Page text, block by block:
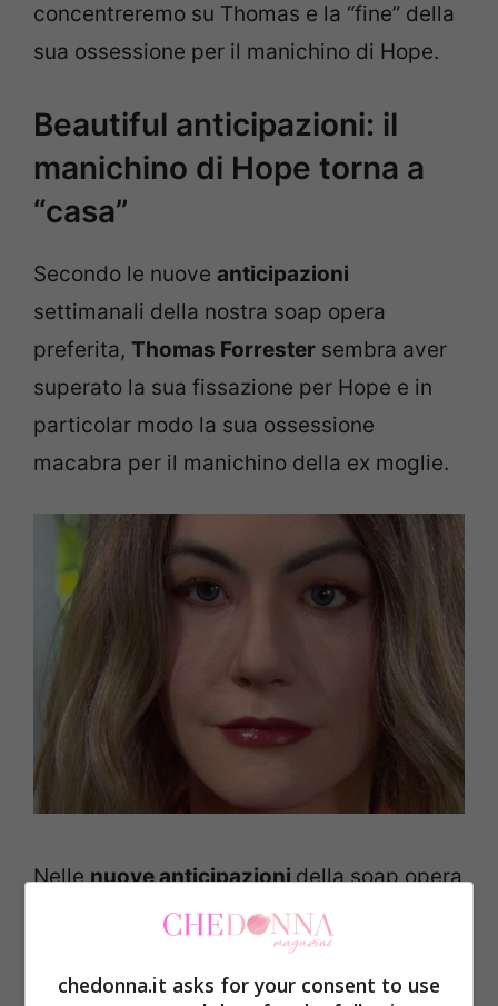
concentreremo su Thomas e la “fine” della
sua ossessione per il manichino di Hope.
Beautiful anticipazioni: il
manichino di Hope torna a
“casa”
Secondo le nuove anticipazioni
settimanali della nostra soap opera
preferita, Thomas Forrester sembra aver
superato la sua fissazione per Hope e in
particolar modo la sua ossessione
macabra per il manichino della ex moglie.
Nellenuove anticipazionidella soap opera
americana, succederanno tantissime cose
e dopo aver a lungo posto al centro la
figura diThomas Forrester(Matthew
chedonna.it asks for your consent to use